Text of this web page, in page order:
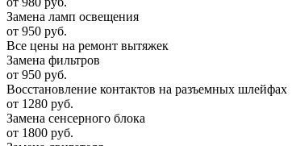
Замена ламп освещения
от 950 руб.
Все цены на ремонт вытяжек
Замена фильтров
от 950 руб.
Восстановление контактов на разъемных шлейфах
от 1280 руб.
Замена сенсерного блока
от 1800 руб.